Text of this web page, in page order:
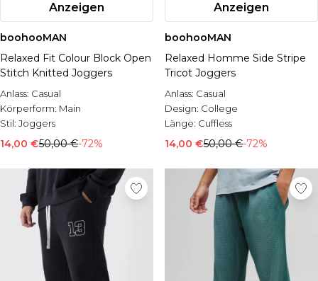
Anzeigen
boohooMAN
Relaxed Fit Colour Block Open
Stitch Knitted Joggers
Anlass: Casual
Körperform: Main
Stil: Joggers
14,00 €50,00 €-72%
Anzeigen
boohooMAN
Relaxed Homme Side Stripe
Tricot Joggers
Anlass: Casual
Design: College
Länge: Cuffless
14,00 €50,00 €-72%